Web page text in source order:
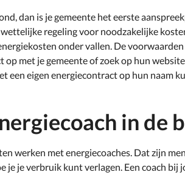
dan is je gemeente het eerste
regeling voor noodzakelijke
onder vallen. De
op met je gemeente of zoek op hun
een eigen energiecontract op hun naam
in de
werken met energiecoaches. Dat zijn
je je verbruik kunt verlagen. Een coach